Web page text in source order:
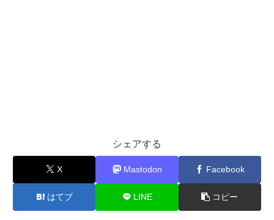
シェアする
X Mastodon Facebook
はてブ LINE コピー